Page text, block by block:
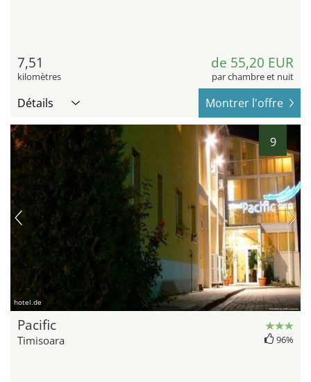
7,51
kilomètres
de 55,20 EUR
par chambre et nuit
Détails Montrer l'offre
9
hotel.de
Pacific
Timisoara 96%